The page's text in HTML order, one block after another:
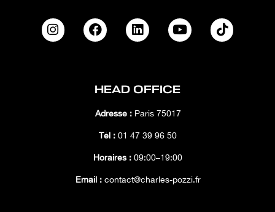
HEAD OFFICE
Adresse :Paris 75017
Tél : 01 47 39 96 50
Horaires : 09:00–19:00
Email :contact@charles-pozzi.fr